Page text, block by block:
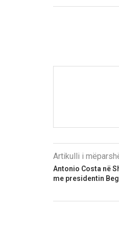
Artikulli i
Antonio Costa në
me presidentin